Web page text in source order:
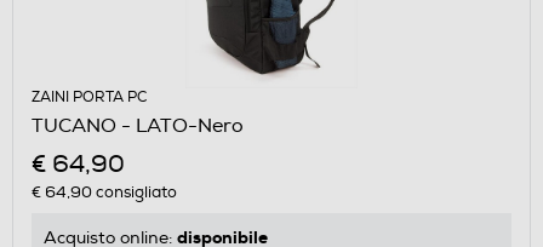
ZAINI PORTA PC
TUCANO - LATO-Nero
€ 64,90
€ 64,90consigliato
Acquisto online: disponibile